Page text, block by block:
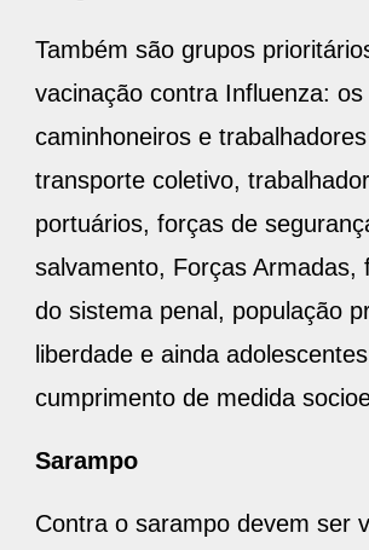
Também são grupos
vacinação contra Influenza: os
caminhoneiros e
transporte coletivo,
portuários, forças de
salvamento, Forças Armadas,
do sistema penal, população
liberdade e ainda
cumprimento de medida
Sarampo
Contra o sarampo devem ser